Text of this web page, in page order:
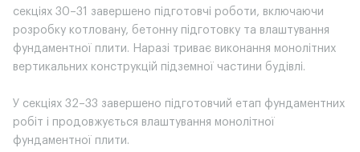
секціях 30–31 завершено підготовчі роботи, включаючи
розробку котловану, бетонну підготовку та влаштування
фундаментної плити. Наразі триває виконання монолітних
вертикальних конструкцій підземної частини будівлі.
У секціях 32–33 завершено підготовчий етап фундаментних
робіт і продовжується влаштування монолітної
фундаментної плити.